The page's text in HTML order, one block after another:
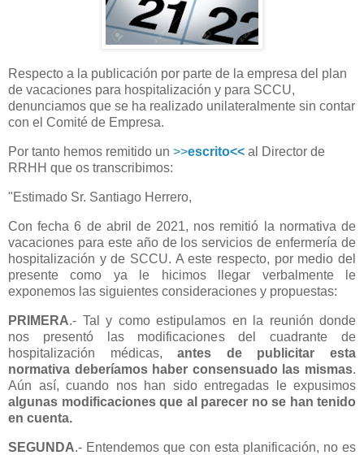
Respecto a la publicación por parte de la empresa del plan
de vacaciones para hospitalización y para SCCU,
denunciamos que se ha realizado unilateralmente sin contar
con el Comité de Empresa.
Por tanto hemos remitido un >>escrito<< al Director de
RRHH que os transcribimos:
"Estimado Sr. Santiago Herrero,
Con fecha 6 de abril de 2021, nos remitió la normativa de
vacaciones para este año de los servicios de enfermería de
hospitalización y de SCCU. A este respecto, por medio del
presente como ya le hicimos llegar verbalmente le
exponemos las siguientes consideraciones y propuestas:
PRIMERA.- Tal y como estipulamos en la reunión donde
nos presentó las modificaciones del cuadrante de
hospitalización médicas,antes de publicitar esta
normativa deberíamos haber consensuado las mismas.
Aún así, cuando nos han sido entregadas le expusimos
algunas modificaciones que al parecer no se han tenido
en cuenta.
SEGUNDA.- Entendemos que con esta planificación, no es